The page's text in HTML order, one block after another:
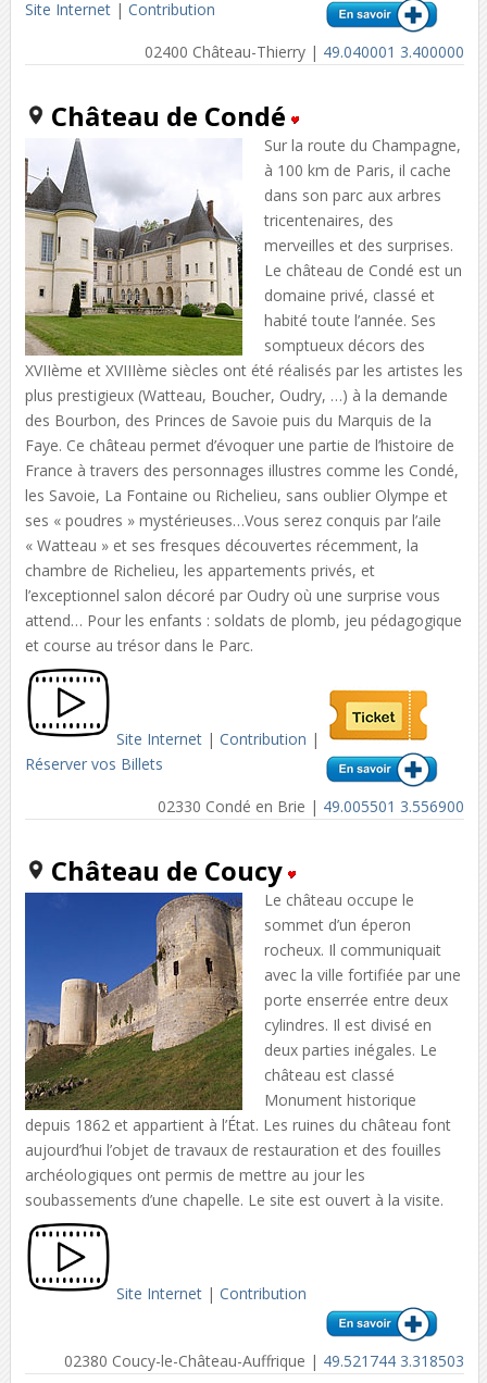
Site Internet| Contribution
02400 Château-Thierry | 49.040001 3.400000
Château de Condé
Sur la route du Champagne,
à 100 km de Paris, il cache
dans son parc aux arbres
tricentenaires, des
merveilles et des surprises.
Le château de Condé est un
domaine privé, classé et
habité toute l’année. Ses
somptueux décors des
XVIIème et XVIIIème siècles ont été réalisés par les artistes les
plus prestigieux (Watteau, Boucher, Oudry, …) à la demande
des Bourbon, des Princes de Savoie puis du Marquis de la
Faye. Ce château permet d’évoquer une partie de l’histoire de
France à travers des personnages illustres comme les Condé,
les Savoie, La Fontaine ou Richelieu, sans oublier Olympe et
ses « poudres » mystérieuses…Vous serez conquis par l’aile
« Watteau » et ses fresques découvertes récemment, la
chambre de Richelieu, les appartements privés, et
l’exceptionnel salon décoré par Oudry où une surprise vous
attend… Pour les enfants : soldats de plomb, jeu pédagogique
et course au trésor dans le Parc.
Site Internet| Contribution |
Réserver vos Billets
02330 Condé en Brie | 49.005501 3.556900
Château de Coucy
Le château occupe le
sommet d’un éperon
rocheux. Il communiquait
avec la ville fortifiée par une
porte enserrée entre deux
cylindres. Il est divisé en
deux parties inégales. Le
château est classé
Monument historique
depuis 1862 et appartient à l’État. Les ruines du château font
aujourd’hui l’objet de travaux de restauration et des fouilles
archéologiques ont permis de mettre au jour les
soubassements d’une chapelle. Le site est ouvert à la visite.
Site Internet| Contribution
02380 Coucy-le-Château-Auffrique | 49.521744 3.318503